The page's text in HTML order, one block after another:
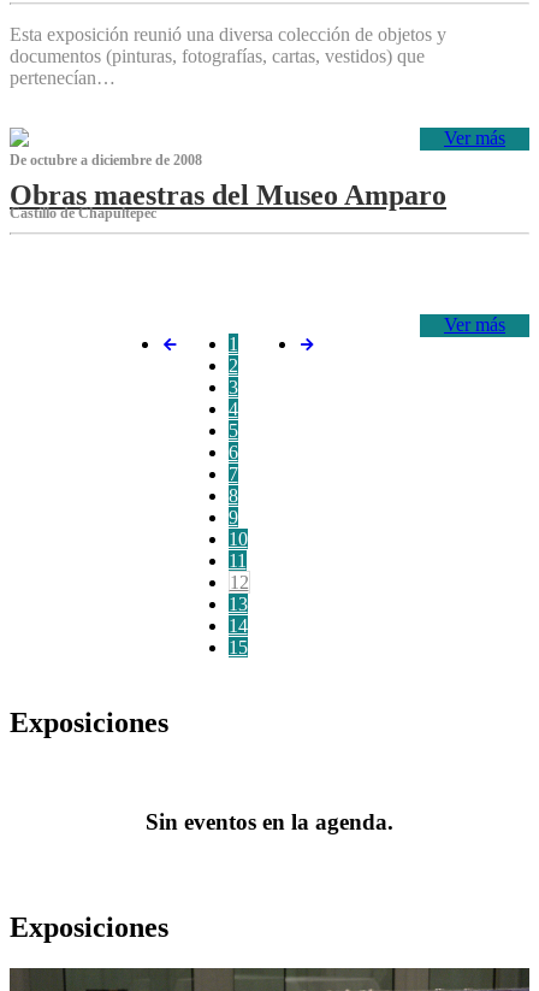
Esta exposición reunió una diversa colección de objetos y
documentos (pinturas, fotografías, cartas, vestidos) que
pertenecían…
Ver más
De octubre a diciembre de 2008
Obras maestras del Museo Amparo
Castillo de Chapultepec
Ver más
1
2
3
4
5
6
7
8
9
10
11
12
13
14
15
Exposiciones
Sin eventos en la agenda.
Exposiciones